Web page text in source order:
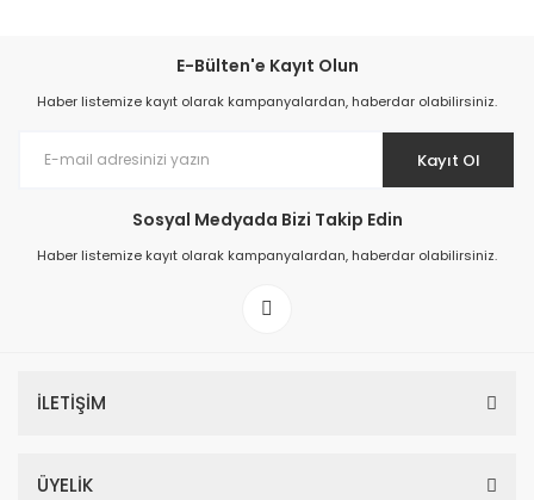
E-Bülten'e Kayıt Olun
Haber listemize kayıt olarak kampanyalardan, haberdar olabilirsiniz.
Kayıt Ol
Sosyal Medyada Bizi Takip Edin
Haber listemize kayıt olarak kampanyalardan, haberdar olabilirsiniz.
İLETİŞİM
ÜYELİK